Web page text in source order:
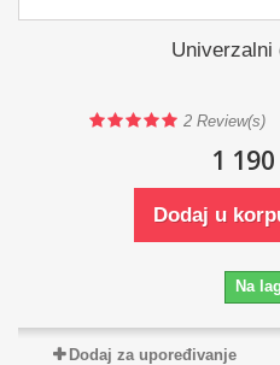
Univerzalni
2 Review(s)
1 190
Dodaj u
Na
Dodaj za upoređivanje